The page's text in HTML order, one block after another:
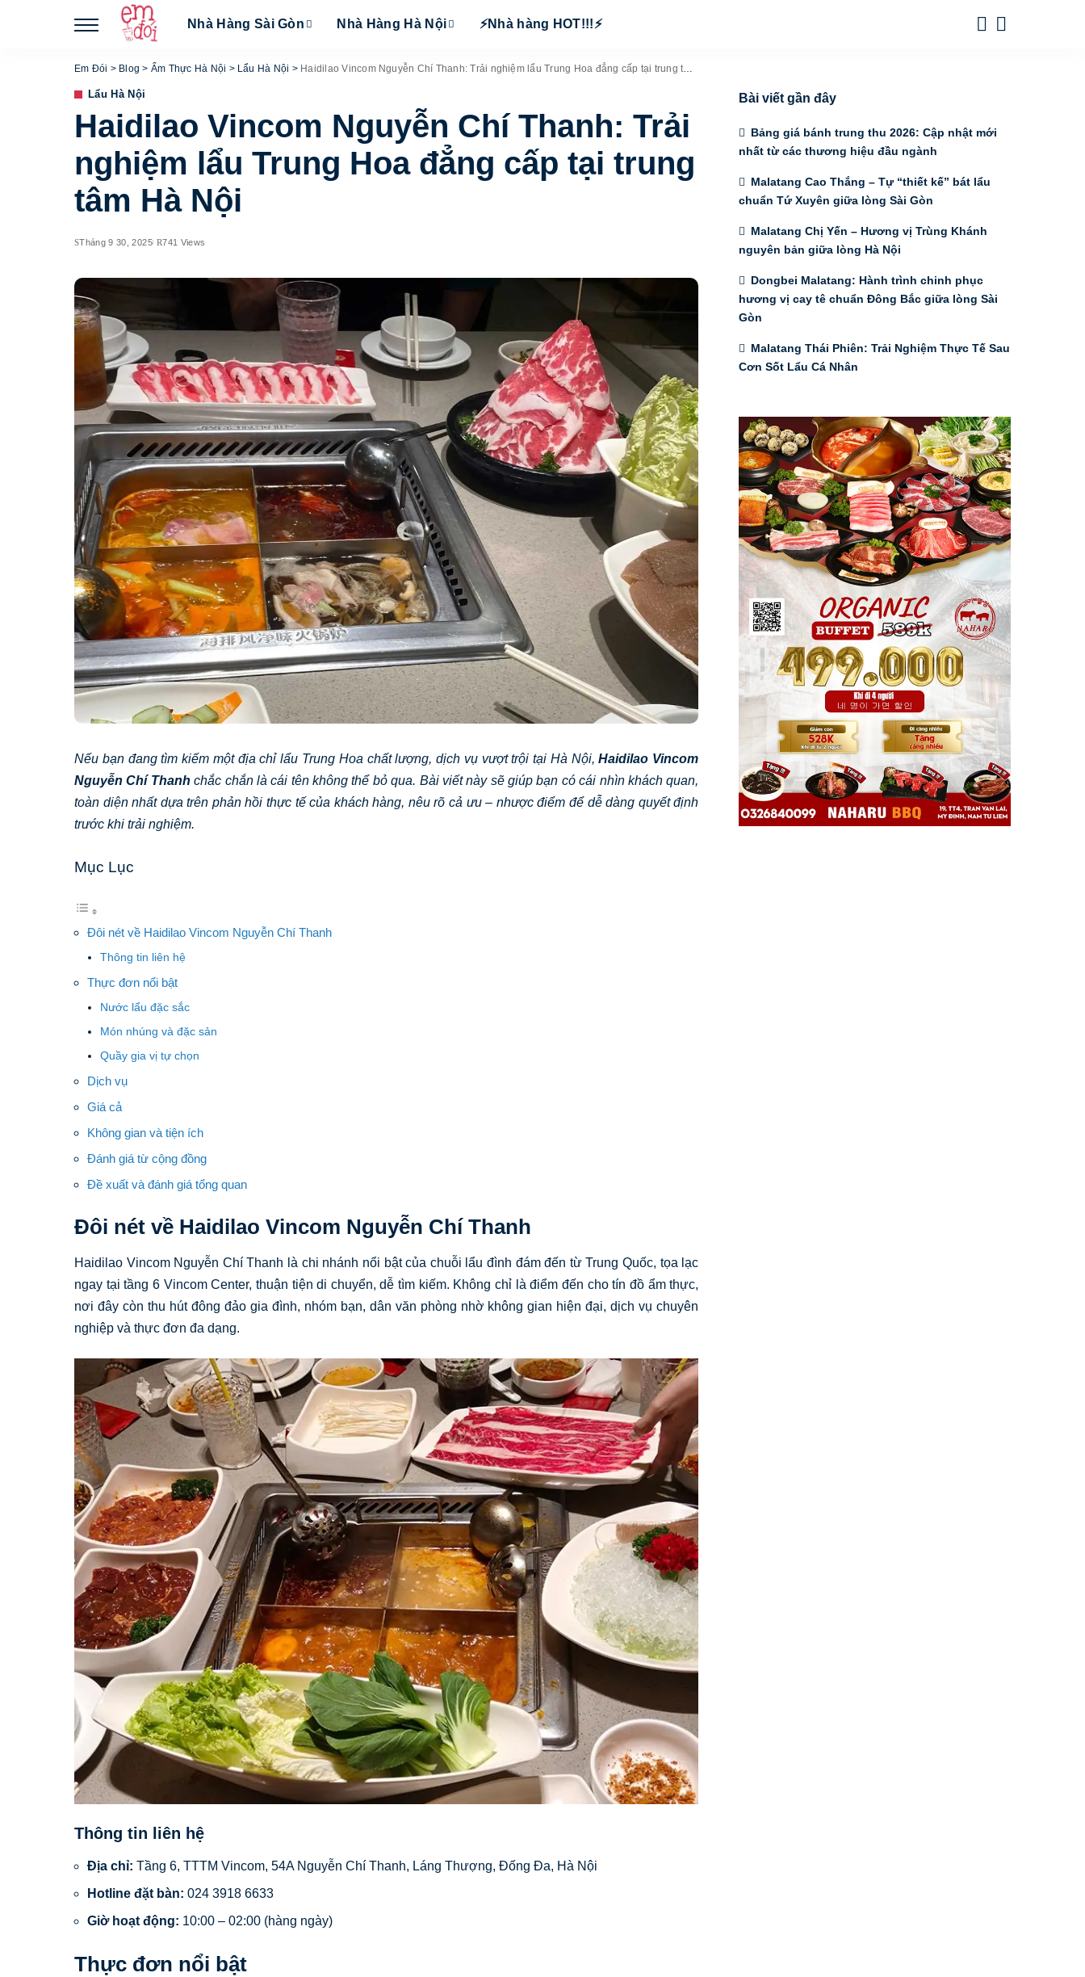
Nhà Hàng Sài Gòn Nhà Hàng Hà Nội ⚡Nhà hàng HOT!!!⚡
Em Đói > Blog > Ẩm Thực Hà Nội > Lẩu Hà Nội > Haidilao Vincom Nguyễn Chí Thanh: Trải nghiệm lẩu Trung Hoa đẳng cấp tại trung tâm Hà Nội
Lẩu Hà Nội
Haidilao Vincom Nguyễn Chí Thanh: Trải
nghiệm lẩu Trung Hoa đẳng cấp tại trung
tâm Hà Nội
Tháng 9 30, 2025 741 Views
Nếu bạn đang tìm kiếm một địa chỉ lẩu Trung Hoa chất lượng, dịch vụ vượt trội tại Hà Nội,Haidilao Vincom
Nguyễn Chí Thanh chắc chắn là cái tên không thể bỏ qua. Bài viết này sẽ giúp bạn có cái nhìn khách quan,
toàn diện nhất dựa trên phản hồi thực tế của khách hàng, nêu rõ cả ưu – nhược điểm để dễ dàng quyết định
trước khi trải nghiệm.
Mục Lục
Đôi nét về Haidilao Vincom Nguyễn Chí Thanh
Thông tin liên hệ
Thực đơn nổi bật
Nước lẩu đặc sắc
Món nhúng và đặc sản
Quầy gia vị tự chọn
Dịch vụ
Giá cả
Không gian và tiện ích
Đánh giá từ cộng đồng
Đề xuất và đánh giá tổng quan
Đôi nét về Haidilao Vincom Nguyễn Chí Thanh
Haidilao Vincom Nguyễn Chí Thanh là chi nhánh nổi bật của chuỗi lẩu đình đám đến từ Trung Quốc, tọa lạc
ngay tại tầng 6 Vincom Center, thuận tiện di chuyển, dễ tìm kiếm. Không chỉ là điểm đến cho tín đồ ẩm thực,
nơi đây còn thu hút đông đảo gia đình, nhóm bạn, dân văn phòng nhờ không gian hiện đại, dịch vụ chuyên
nghiệp và thực đơn đa dạng.
Thông tin liên hệ
Địa chỉ: Tầng 6, TTTM Vincom, 54A Nguyễn Chí Thanh, Láng Thượng, Đống Đa, Hà Nội
Hotline đặt bàn: 024 3918 6633
Giờ hoạt động: 10:00 – 02:00 (hàng ngày)
Thực đơn nổi bật
Bài viết gần đây
Bảng giá bánh trung thu 2026: Cập nhật mới
nhất từ các thương hiệu đầu ngành
Malatang Cao Thắng – Tự “thiết kế” bát lẩu
chuẩn Tứ Xuyên giữa lòng Sài Gòn
Malatang Chị Yến – Hương vị Trùng Khánh
nguyên bản giữa lòng Hà Nội
Dongbei Malatang: Hành trình chinh phục
hương vị cay tê chuẩn Đông Bắc giữa lòng Sài
Gòn
Malatang Thái Phiên: Trải Nghiệm Thực Tế Sau
Cơn Sốt Lẩu Cá Nhân